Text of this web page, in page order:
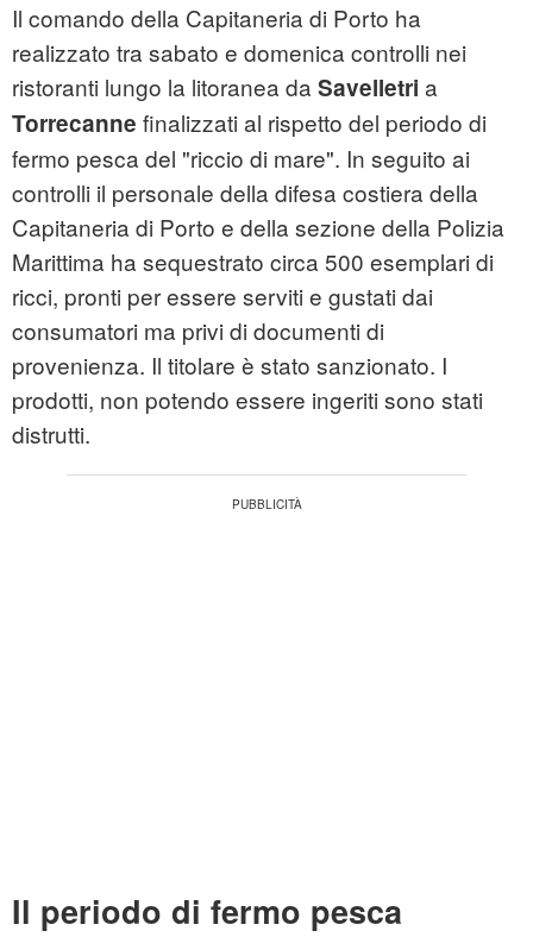
Il comando della Capitaneria di Porto ha
realizzato tra sabato e domenica controlli nei
ristoranti lungo la litoranea da Savelletri a
Torrecanne finalizzati al rispetto del periodo di
fermo pesca del "riccio di mare". In seguito ai
controlli il personale della difesa costiera della
Capitaneria di Porto e della sezione della Polizia
Marittima ha sequestrato circa 500 esemplari di
ricci, pronti per essere serviti e gustati dai
consumatori ma privi di documenti di
provenienza. Il titolare è stato sanzionato. I
prodotti, non potendo essere ingeriti sono stati
distrutti.
Il periodo di fermo pesca